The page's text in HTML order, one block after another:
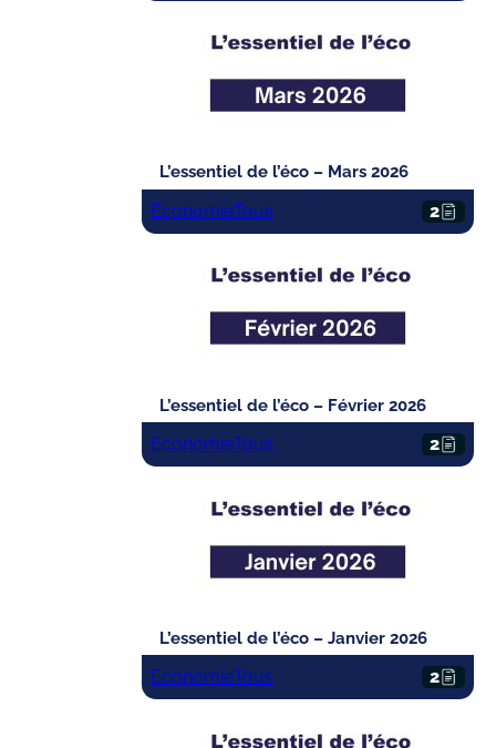
L’essentiel de l’éco – Mars 2026
EconomieTous 2
L’essentiel de l’éco – Février 2026
EconomieTous 2
L’essentiel de l’éco – Janvier 2026
EconomieTous 2